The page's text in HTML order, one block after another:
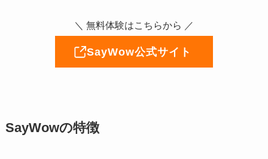
＼ 無料体験はこちらから ／
SayWow公式サイト
SayWowの特徴